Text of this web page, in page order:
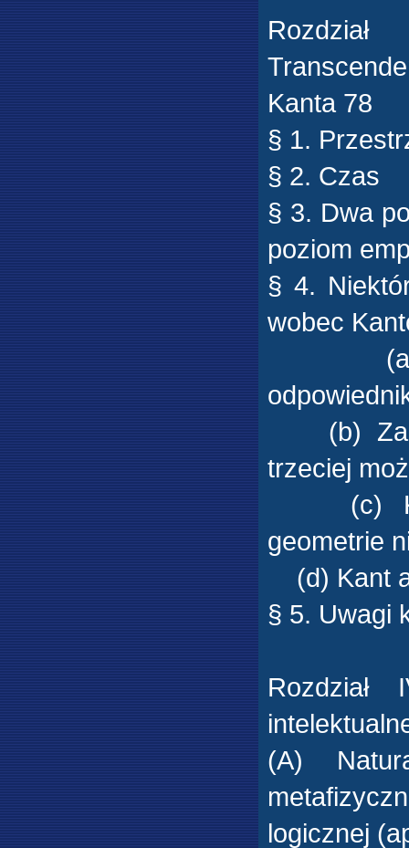
Kanta 78
§ 1.
§ 2. Czas
§ 3. Dwa
poziom
§ 4.
wobec
(a)
(b)
trzeciej
(c)
geometrie
(d) Kant
§ 5. Uwagi
(A)
logicznej